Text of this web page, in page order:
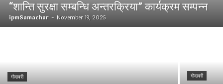
“शान्ति सुरक्षा सम्बन्धि अन्तरक्रिया” कार्यक्रम सम्पन्न
ipmSamachar - November 19, 2025
गोदावरी गोदावरी